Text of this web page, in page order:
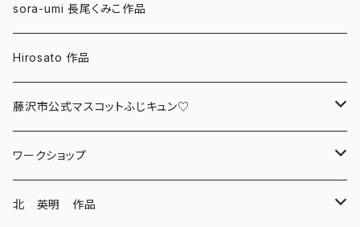
グリーティングカード
クリアファイル
マグカップ
スマホケース
キーホルダー
sora-umi 長尾くみこ作品
Hirosato 作品
藤沢市公式マスコットふじキュン♡
クリアファイル
ボールペン
ワークショップ
海レジンアートボード
北 英明 作品